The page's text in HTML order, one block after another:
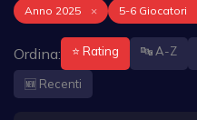
Anno 2025 × 5-6 Giocatori
Ordina: ⭐ Rating 🔤 A-Z
🆕 Recenti